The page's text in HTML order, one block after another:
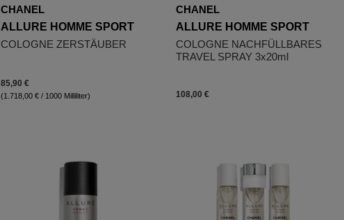
CHANEL
ALLURE HOMME SPORT
COLOGNE ZERSTÄUBER
85,90 €
(1.718,00 € / 1000 Milliliter)
CHANEL
ALLURE HOMME SPORT
COLOGNE NACHFÜLLBARES
TRAVEL SPRAY 3x20ml
108,00 €